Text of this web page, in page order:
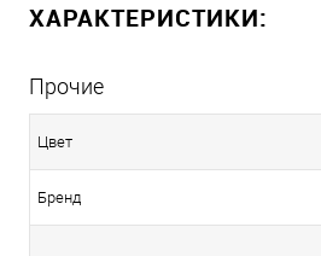
ХАРАКТЕРИСТИКИ:
Прочие
Цвет
Бренд